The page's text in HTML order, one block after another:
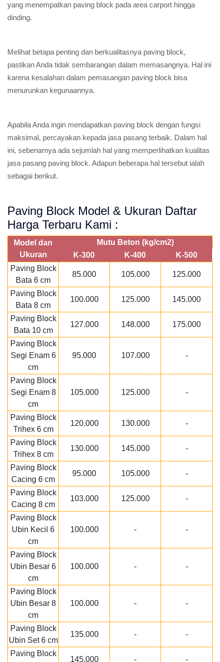
yang menempatkan paving block pada area carport hingga
dinding.
Melihat betapa penting dan berkualitasnya paving block,
pastikan Anda tidak sembarangan dalam memasangnya. Hal ini
karena kesalahan dalam pemasangan paving block bisa
menurunkan kegunaannya.
Apabila Anda ingin mendapatkan paving block dengan fungsi
maksimal, percayakan kepada jasa pasang terbaik. Dalam hal
ini, sebenarnya ada sejumlah hal yang memperlihatkan kualitas
jasa pasang paving block. Adapun beberapa hal tersebut ialah
sebagai berikut.
Paving Block Model & Ukuran Daftar
Harga Terbaru Kami :
Model dan
Ukuran
Mutu Beton (kg/cm2)
K-300
K-400
K-500
Paving Block
Bata 6 cm
85.000 105.000 125.000
Paving Block
Bata 8 cm
100.000 125.000 145.000
Paving Block
Bata 10 cm
127.000 148.000 175.000
Paving Block
Segi Enam 6
cm
95.000 107.000 -
Paving Block
Segi Enam 8
cm
105.000 125.000 -
Paving Block
Trihex 6 cm
120.000 130.000 -
Paving Block
Trihex 8 cm
130.000 145.000 -
Paving Block
Cacing 6 cm
95.000 105.000 -
Paving Block
Cacing 8 cm
103.000 125.000 -
Paving Block
Ubin Kecil 6
cm
100.000 - -
Paving Block
Ubin Besar 6
cm
100.000 - -
Paving Block
Ubin Besar 8
cm
100.000 - -
Paving Block
Ubin Set 6 cm
135.000 - -
Paving Block
145.000 - -